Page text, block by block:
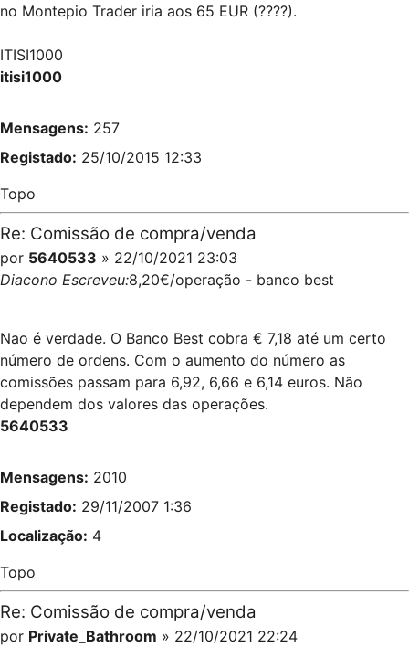
no Montepio Trader iria aos 65 EUR (????).
ITISI1000
itisi1000
Mensagens: 257
Registado: 25/10/2015 12:33
Topo
Re: Comissão de compra/venda
por 5640533 » 22/10/2021 23:03
Diacono Escreveu:8,20€/operação - banco best
Nao é verdade. O Banco Best cobra € 7,18 até um certo
número de ordens. Com o aumento do número as
comissões passam para 6,92, 6,66 e 6,14 euros. Não
dependem dos valores das operações.
5640533
Mensagens: 2010
Registado: 29/11/2007 1:36
Localização: 4
Topo
Re: Comissão de compra/venda
por Private_Bathroom » 22/10/2021 22:24